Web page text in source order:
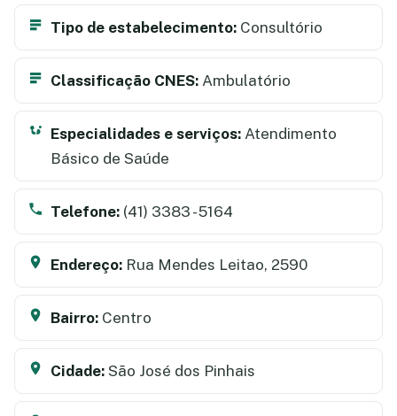
Tipo de estabelecimento: Consultório
Classificação CNES: Ambulatório
Especialidades e serviços: Atendimento
Básico de Saúde
Telefone: (41) 3383 - 5164
Endereço: Rua Mendes Leitao, 2590
Bairro: Centro
Cidade: São José dos Pinhais